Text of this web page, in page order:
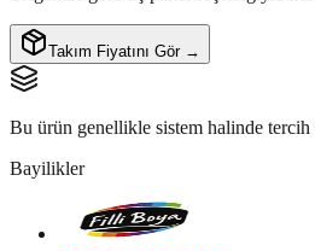
Takım Fiyatını Gör →
Bu ürün genellikle sistem halinde tercih
Bayilikler